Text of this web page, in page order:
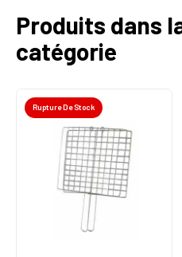
Produits dans
catégorie
Rupture De Stock